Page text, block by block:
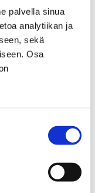
palvella sinua
analytiikan ja
sekä
Osa